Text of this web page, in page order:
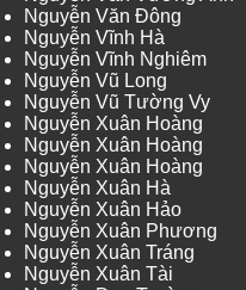
Nguyễn Văn Đông
Nguyễn Vĩnh Hà
Nguyễn Vĩnh Nghiêm
Nguyễn Vũ Long
Nguyễn Vũ Tường Vy
Nguyễn Xuân Hoàng
Nguyễn Xuân Hoàng
Nguyễn Xuân Hoàng
Nguyễn Xuân Hà
Nguyễn Xuân Hảo
Nguyễn Xuân Phương
Nguyễn Xuân Tráng
Nguyễn Xuân Tài